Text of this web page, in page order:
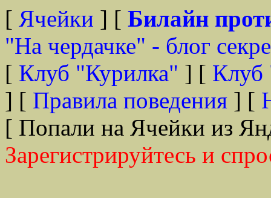
[ Ячейки ] [ Билайн
"На чердачке" - блог
[ Клуб "Курилка" ] [ Клуб
] [ Правила поведения ] [
[ Попали на Ячейки из
Зарегистрируйтесь и